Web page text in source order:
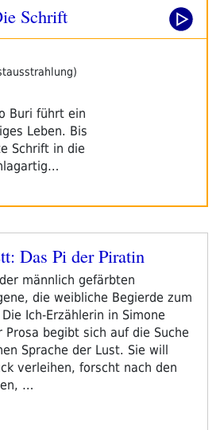
Schrift
Buri führt ein
Leben. Bis
Schrift in die
Das Pi der Piratin
männlich gefärbten
die weibliche Begierde zum
Ich-Erzählerin in Simone
begibt sich auf die Suche
Sprache der Lust. Sie will
verleihen, forscht nach den
…